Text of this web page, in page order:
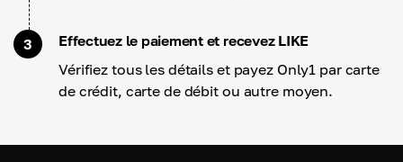
3
Effectuez le paiement et recevez LIKE
Vérifiez tous les détails et payez Only1 par carte
de crédit, carte de débit ou autre moyen.